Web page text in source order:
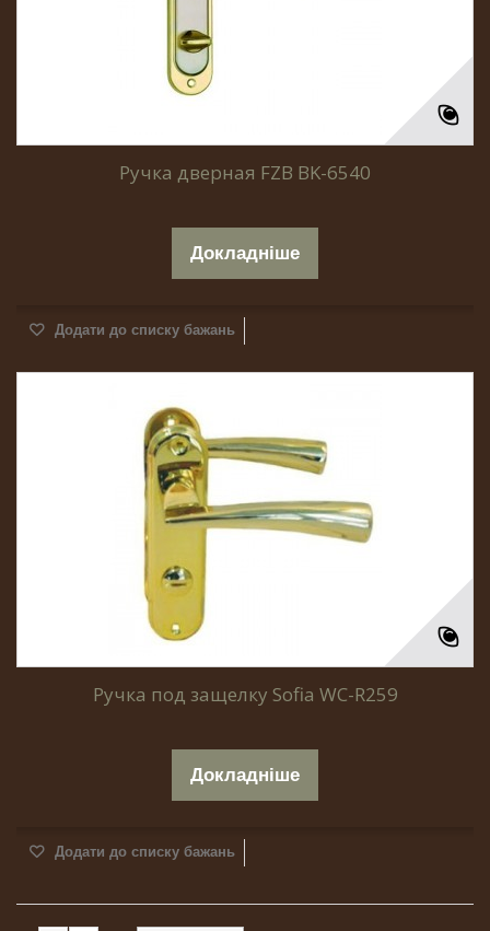
Ручка дверная FZB BK-6540
Докладніше
Додати до списку бажань
Ручка под защелку Sofia WC-R259
Докладніше
Додати до списку бажань